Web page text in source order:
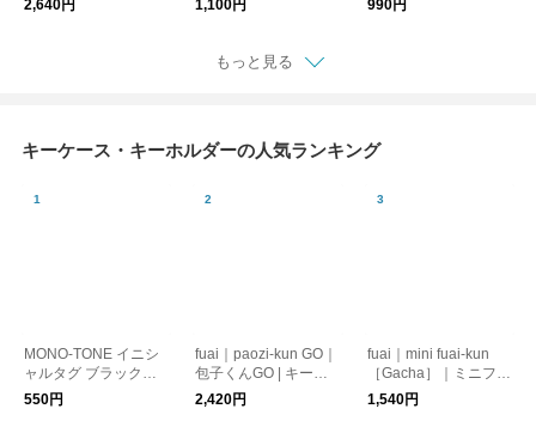
2,640円
ダー
1,100円 990円
もっと見る
キーケース・キーホルダーの人気ランキング
MONO-TONE イニシ
ャルタグ ブラック
【メール便可】
550円
fuai｜paozi-kun GO｜
包子くんGO | キーホ
ルダー マスコット ぬ
いぐるみ
2,420円
fuai｜mini fuai-kun
［Gacha］｜ミニファ
イくん |キーホルダー
マスコット ぬいぐる
1,540円